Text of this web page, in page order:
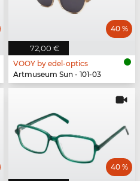
72,00 €
40 %
VOOY by edel-optics
Artmuseum Sun - 101-03
40 %